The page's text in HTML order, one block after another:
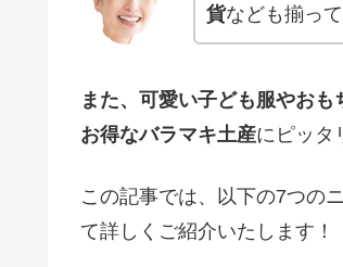
貨なども揃っ
また、可愛い子ども服やお
お得なバラマキ土産にピッタ
この記事では、以下の7つの
て詳しくご紹介いたします！